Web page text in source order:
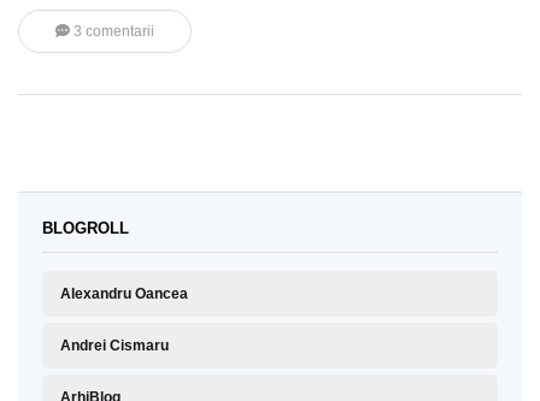
3 comentarii
BLOGROLL
Alexandru Oancea
Andrei Cismaru
ArhiBlog